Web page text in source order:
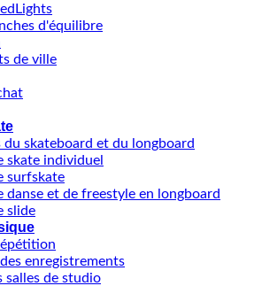
d'équilibre
de ville
du skateboard et du longboard
skate individuel
surfskate
danse et de freestyle en longboard
slide
enregistrements
salles de studio